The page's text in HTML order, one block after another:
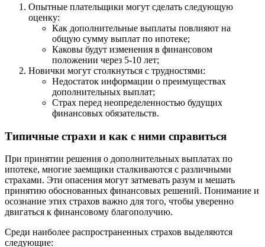
Опытные плательщики могут сделать следующую
оценку:
Как дополнительные выплаты повлияют на
общую сумму выплат по ипотеке;
Каковы будут изменения в финансовом
положении через 5-10 лет;
Новички могут столкнуться с трудностями:
Недостаток информации о преимуществах
дополнительных выплат;
Страх перед неопределенностью будущих
финансовых обязательств.
Типичные страхи и как с ними справиться
При принятии решения о дополнительных выплатах по
ипотеке, многие заемщики сталкиваются с различными
страхами. Эти опасения могут затмевать разум и мешать
принятию обоснованных финансовых решений. Понимание и
осознание этих страхов важно для того, чтобы уверенно
двигаться к финансовому благополучию.
Среди наиболее распространенных страхов выделяются
следующие: